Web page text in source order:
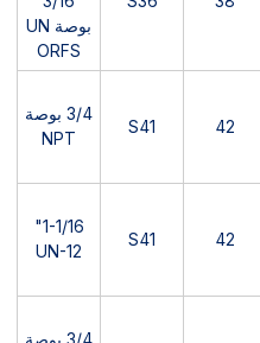
بوصة UN
ORFS
42
S41
3/4 بوصة
NPT
42
S41
1-1/16"
UN-12